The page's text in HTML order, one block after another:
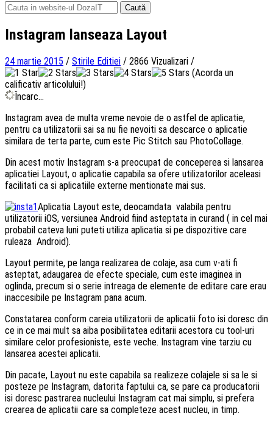
Caută
după:
Instagram lanseaza Layout
24 martie 2015 / Stirile Editiei / 2866 Vizualizari /
(Acorda un
calificativ articolului!)
Încarc...
Instagram avea de multa vreme nevoie de o astfel de aplicatie,
pentru ca utilizatorii sai sa nu fie nevoiti sa descarce o aplicatie
similara de terta parte, cum este Pic Stitch sau PhotoCollage.
Din acest motiv Instagram s-a preocupat de conceperea si lansarea
aplicatiei Layout, o aplicatie capabila sa ofere utilizatorilor aceleasi
facilitati ca si aplicatiile externe mentionate mai sus.
Aplicatia Layout este, deocamdata valabila pentru
utilizatorii iOS, versiunea Android fiind asteptata in curand ( in cel mai
probabil cateva luni puteti utiliza aplicatia si pe dispozitive care
ruleaza Android).
Layout permite, pe langa realizarea de colaje, asa cum v-ati fi
asteptat, adaugarea de efecte speciale, cum este imaginea in
oglinda, precum si o serie intreaga de elemente de editare care erau
inaccesibile pe Instagram pana acum.
Constatarea conform careia utilizatorii de aplicatii foto isi doresc din
ce in ce mai mult sa aiba posibilitatea editarii acestora cu tool-uri
similare celor profesioniste, este veche. Instagram vine tarziu cu
lansarea acestei aplicatii.
Din pacate, Layout nu este capabila sa realizeze colajele si sa le si
posteze pe Instagram, datorita faptului ca, se pare ca producatorii
isi doresc pastrarea nucleului Instagram cat mai simplu, si prefera
crearea de aplicatii care sa completeze acest nucleu, in timp.